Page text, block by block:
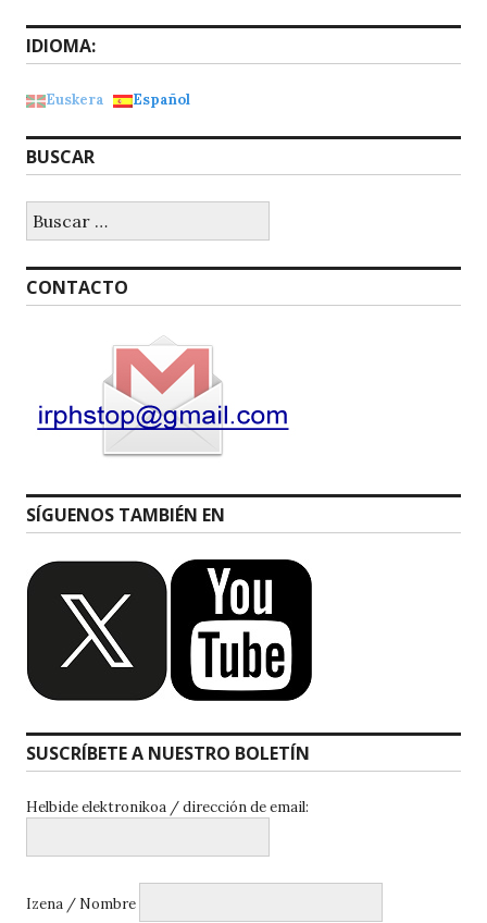
IDIOMA:
Euskera Español
BUSCAR
CONTACTO
SÍGUENOS TAMBIÉN EN
SUSCRÍBETE A NUESTRO BOLETÍN
Helbide elektronikoa / dirección de email:
Izena / Nombre